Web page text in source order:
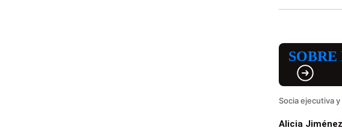
SOBRE
Socia ejecutiva
Alicia